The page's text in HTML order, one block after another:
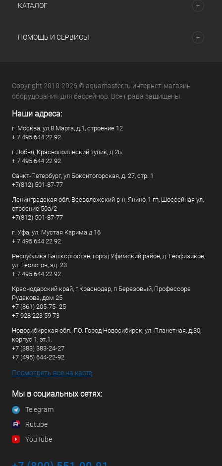
КАТАЛОГ
ПОМОЩЬ И СЕРВИСЫ
Copyright 2010-2026 © aquamaster.ru интернет-магазин
оборудования для бассейнов. Все права защищены.
Наши адреса:
г. Москва, ул.8 Марта, д.1, строение 12
+ 7 495 644 22 92
г.Лобня, Краснополянский тупик, д.2Б
+ 7 495 644 22 92
Санкт-Петербург, ул Бокситогорская, д. 27, стр. 1
+7(812) 501-87-77
Ленинградская обл, Всеволожский р-н, Янино-1 гп, Шоссейная ул,
строение 50а/2
+7(812) 501-87-77
г. Уфа, ул. Мустая Карима д.16
+ 7 495 644 22 92
Республика Башкортостан, город Уфимский район, д. Геофизиков,
ул. Геологов, зд. 23
+ 7 495 644 22 92
Краснодарский край, г Краснодар, п Березовый, Профессора
Рудакова, дом 25
+7 (861) 205-75- 25
+7 928 223 59 73
Новосибирская обл., Г.О. Город Новосибирск, ул. Планетная, д.30,
корпус 1, эт.1.
+7 (383) 383-24-27
+7 (495) 644-22-92
Посмотреть все на карте
Мы в социальных сетях:
Telegram
Rutube
YouTube